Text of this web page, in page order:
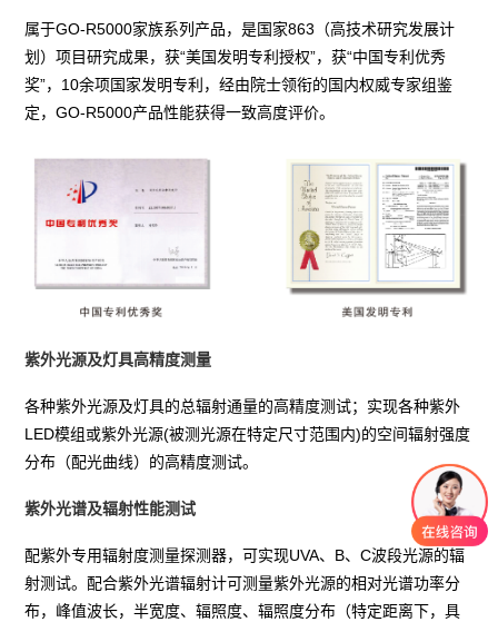
属于GO-R5000家族系列产品，是国家863（高技术研究发展计
划）项目研究成果，获“美国发明专利授权”，获“中国专利优秀
奖”，10余项国家发明专利，经由院士领衔的国内权威专家组鉴
定，GO-R5000产品性能获得一致高度评价。
紫外光源及灯具高精度测量
各种紫外光源及灯具的总辐射通量的高精度测试；实现各种紫外
LED模组或紫外光源(被测光源在特定尺寸范围内)的空间辐射强度
分布（配光曲线）的高精度测试。
紫外光谱及辐射性能测试
配紫外专用辐射度测量探测器，可实现UVA、B、C波段光源的辐
射测试。配合紫外光谱辐射计可测量紫外光源的相对光谱功率分
布，峰值波长，半宽度、辐照度、辐照度分布（特定距离下，具